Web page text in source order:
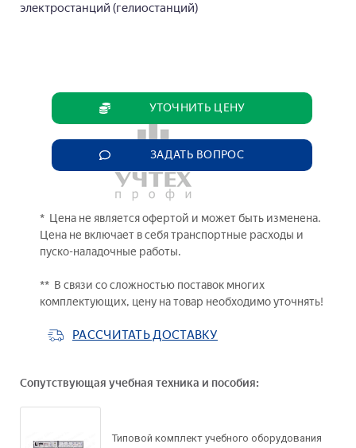
электростанций (гелиостанций)
УТОЧНИТЬ ЦЕНУ
ЗАДАТЬ ВОПРОС
* Цена не является офертой и может быть изменена.
Цена не включает в себя транспортные расходы и
пуско-наладочные работы.
** В связи со сложностью поставок многих
комплектующих, цену на товар необходимо уточнять!
РАССЧИТАТЬ ДОСТАВКУ
Сопутствующая учебная техника и пособия:
Типовой комплект учебного оборудования